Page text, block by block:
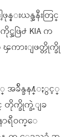
းယန္အနီးတြင္
အဖြဲ႕ KIA က
ားျဖတ္တိုက္ခို
အခ်ိန္ခန႔္ႏွင့္
တိုက္ခိုက္ခဲ့ျခ
နာရီဝက္ေ